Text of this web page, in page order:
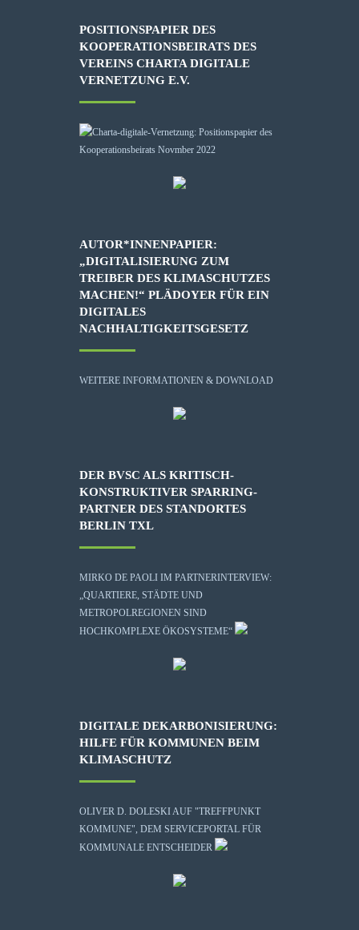
POSITIONSPAPIER DES
KOOPERATIONSBEIRATS DES
VEREINS CHARTA DIGITALE
VERNETZUNG E.V.
AUTOR*INNENPAPIER:
„DIGITALISIERUNG ZUM
TREIBER DES KLIMASCHUTZES
MACHEN!“ PLÄDOYER FÜR EIN
DIGITALES
NACHHALTIGKEITSGESETZ
WEITERE INFORMATIONEN & DOWNLOAD
DER BVSC ALS KRITISCH-
KONSTRUKTIVER SPARRING-
PARTNER DES STANDORTES
BERLIN TXL
MIRKO DE PAOLI IM PARTNERINTERVIEW:
„QUARTIERE, STÄDTE UND
METROPOLREGIONEN SIND
HOCHKOMPLEXE ÖKOSYSTEME“
DIGITALE DEKARBONISIERUNG:
HILFE FÜR KOMMUNEN BEIM
KLIMASCHUTZ
OLIVER D. DOLESKI AUF "TREFFPUNKT
KOMMUNE", DEM SERVICEPORTAL FÜR
KOMMUNALE ENTSCHEIDER